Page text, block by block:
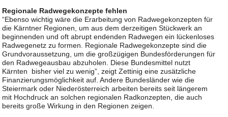
Regionale Radwegekonzepte fehlen
“Ebenso wichtig wäre die Erarbeitung von Radwegekonzepten für
die Kärntner Regionen, um aus dem derzeitigen Stückwerk an
beginnenden und oft abrupt endenden Radwegen ein lückenloses
Radwegenetz zu formen. Regionale Radwegekonzepte sind die
Grundvoraussetzung, um die großzügigen Bundesförderungen für
den Radwegeausbau abzuholen. Diese Bundesmittel nutzt
Kärnten bisher viel zu wenig”, zeigt Zettinig eine zusätzliche
Finanzierungsmöglichkeit auf. Andere Bundesländer wie die
Steiermark oder Niederösterreich arbeiten bereits seit längerem
mit Hochdruck an solchen regionalen Radkonzepten, die auch
bereits große Wirkung in den Regionen zeigen.